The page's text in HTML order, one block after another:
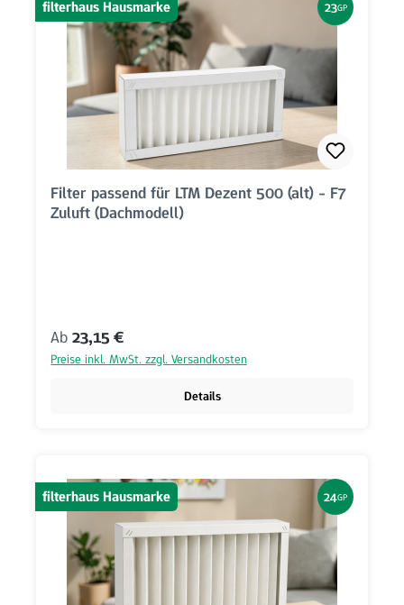
filterhaus Hausmarke 23GP
Filter passend für LTM Dezent 500 (alt) - F7
Zuluft (Dachmodell)
Regulärer Preis:
Ab 23,15 €
Preise inkl. MwSt. zzgl. Versandkosten
Details
filterhaus Hausmarke 24GP